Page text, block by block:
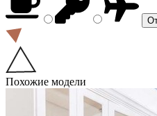
Похожие модели